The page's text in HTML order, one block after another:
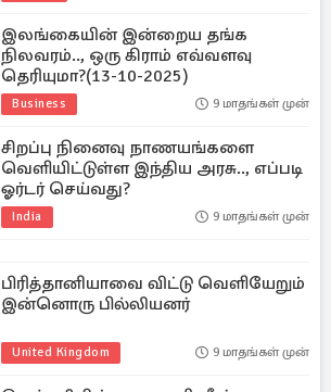
இலங்கையின் இன்றைய தங்க
நிலவரம்.., ஒரு கிராம் எவ்வளவு
தெரியுமா?(13-10-2025)
Business 9 மாதங்கள் முன்
சிறப்பு நினைவு நாணயங்களை
வெளியிட்டுள்ள இந்திய அரசு.., எப்படி
ஓர்டர் செய்வது?
India 9 மாதங்கள் முன்
பிரித்தானியாவை விட்டு வெளியேறும்
இன்னொரு பில்லியனர்
United Kingdom 9 மாதங்கள் முன்